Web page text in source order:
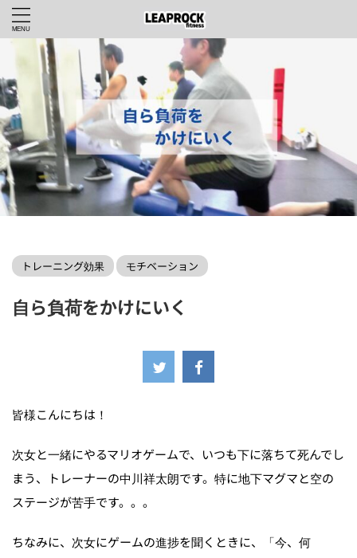
トレーニング効果
モチベーション
自ら負荷をかけにいく
皆様こんにちは！
次女と一緒にやるマリオゲームで、いつも下に落ちて死んでし
まう、トレーナーの中川祥太朗です。特に地下マグマと空の
ステージが苦手です。。。
ちなみに、次女にゲームの進捗を聞くときに、「今、何